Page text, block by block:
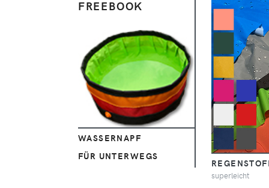
FREEBOOK
WASSERNAPF
FÜR UNTERWEGS
superleicht